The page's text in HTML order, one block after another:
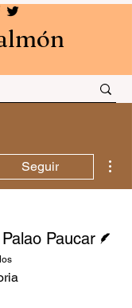
Arturo
Seguir
Paucar